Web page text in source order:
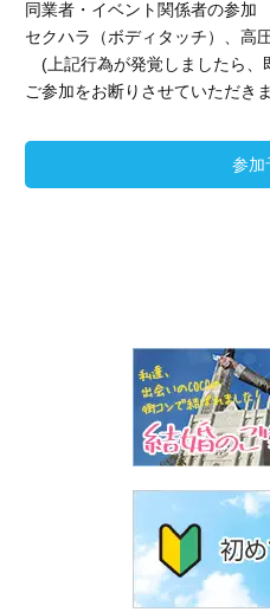
同業者・イベント関係者の参加
セクハラ（ボディタッチ）、高
(上記行為が発覚しましたら、
ご参加をお断りさせていただき
参加